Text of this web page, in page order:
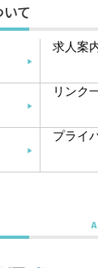
て
求人案
リンク
プライ